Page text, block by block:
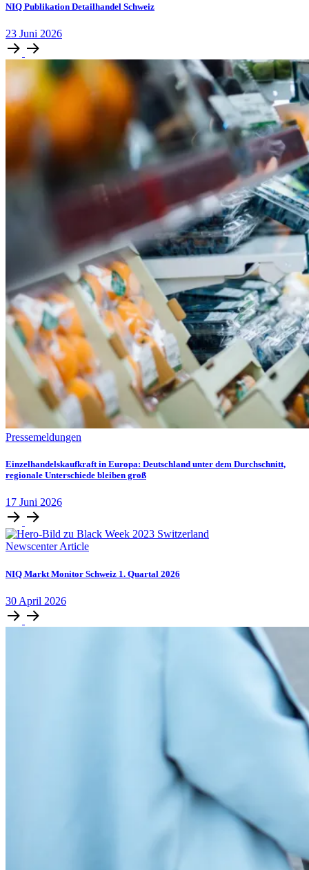
NIQ Publikation Detailhandel Schweiz
23 Juni 2026
Pressemeldungen
Einzelhandelskaufkraft in Europa: Deutschland unter dem Durchschnitt,
regionale Unterschiede bleiben groß
17 Juni 2026
Newscenter Article
NIQ Markt Monitor Schweiz 1. Quartal 2026
30 April 2026